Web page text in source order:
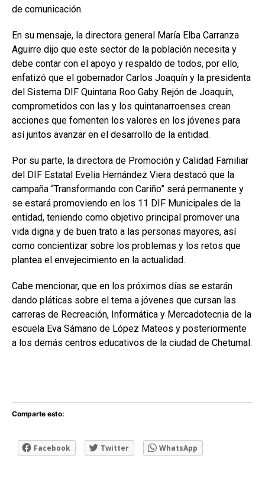
de comunicación.
En su mensaje, la directora general María Elba Carranza
Aguirre dijo que este sector de la población necesita y
debe contar con el apoyo y respaldo de todos, por ello,
enfatizó que el gobernador Carlos Joaquín y la presidenta
del Sistema DIF Quintana Roo Gaby Rejón de Joaquín,
comprometidos con las y los quintanarroenses crean
acciones que fomenten los valores en los jóvenes para
así juntos avanzar en el desarrollo de la entidad.
Por su parte, la directora de Promoción y Calidad Familiar
del DIF Estatal Evelia Hernández Viera destacó que la
campaña “Transformando con Cariño” será permanente y
se estará promoviendo en los 11 DIF Municipales de la
entidad, teniendo como objetivo principal promover una
vida digna y de buen trato a las personas mayores, así
como concientizar sobre los problemas y los retos que
plantea el envejecimiento en la actualidad.
Cabe mencionar, que en los próximos días se estarán
dando pláticas sobre el tema a jóvenes que cursan las
carreras de Recreación, Informática y Mercadotecnia de la
escuela Eva Sámano de López Mateos y posteriormente
a los demás centros educativos de la ciudad de Chetumal.
Comparte esto:
Facebook Twitter WhatsApp